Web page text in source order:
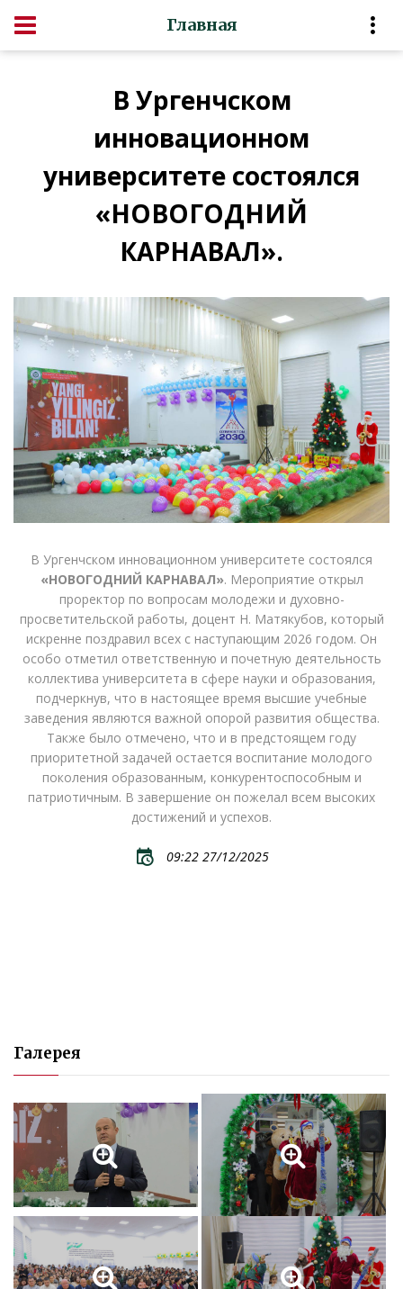
Главная
В Ургенчском
инновационном
университете состоялся
«НОВОГОДНИЙ
КАРНАВАЛ».
В Ургенчском инновационном университете состоялся
«НОВОГОДНИЙ КАРНАВАЛ». Мероприятие открыл
проректор по вопросам молодежи и духовно-
просветительской работы, доцент Н. Матякубов, который
искренне поздравил всех с наступающим 2026 годом. Он
особо отметил ответственную и почетную деятельность
коллектива университета в сфере науки и образования,
подчеркнув, что в настоящее время высшие учебные
заведения являются важной опорой развития общества.
Также было отмечено, что и в предстоящем году
приоритетной задачей остается воспитание молодого
поколения образованным, конкурентоспособным и
патриотичным. В завершение он пожелал всем высоких
достижений и успехов.
09:22 27/12/2025
Галерея